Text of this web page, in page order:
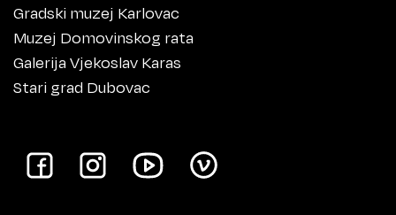
Gradski muzej Karlovac
Muzej Domovinskog rata
Galerija Vjekoslav Karas
Stari grad Dubovac